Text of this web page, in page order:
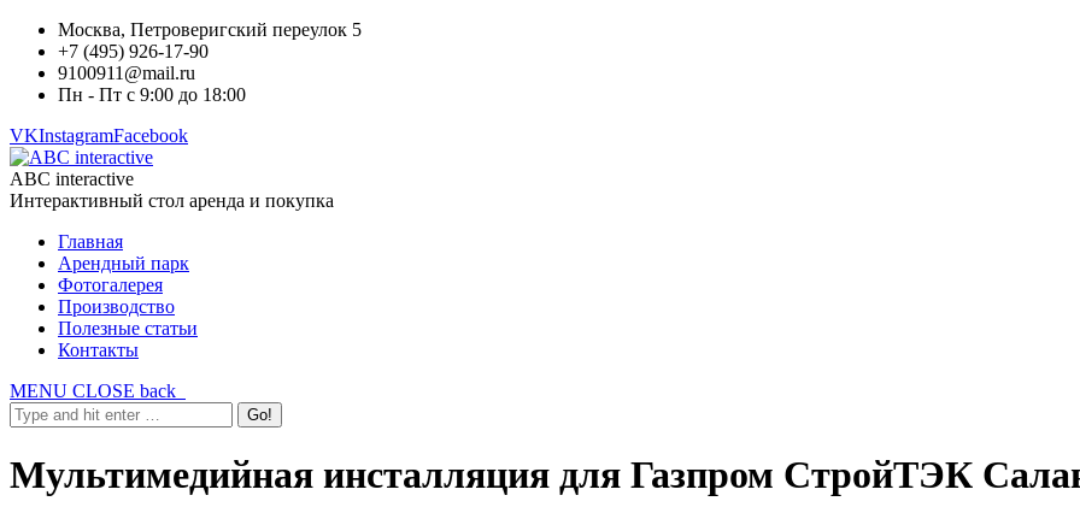
Москва, Петроверигский переулок 5
+7 (495) 926-17-90
9100911@mail.ru
Пн - Пт с 9:00 до 18:00
VKInstagramFacebook
ABC interactive
Интерактивный стол аренда и покупка
Главная
Арендный парк
Фотогалерея
Производство
Полезные статьи
Контакты
MENU CLOSE back
Мультимедийная инсталляция для Газпром СтройТЭК